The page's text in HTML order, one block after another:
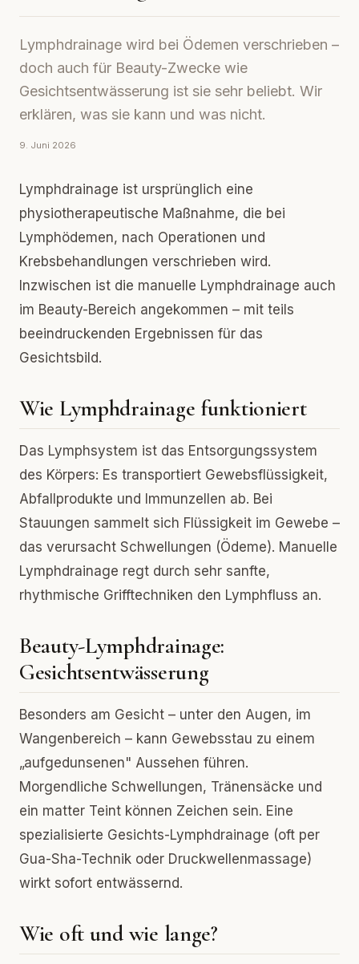
Lymphdrainage wird bei Ödemen verschrieben –
doch auch für Beauty-Zwecke wie
Gesichtsentwässerung ist sie sehr beliebt. Wir
erklären, was sie kann und was nicht.
9. Juni 2026
Lymphdrainage ist ursprünglich eine
physiotherapeutische Maßnahme, die bei
Lymphödemen, nach Operationen und
Krebsbehandlungen verschrieben wird.
Inzwischen ist die manuelle Lymphdrainage auch
im Beauty-Bereich angekommen – mit teils
beeindruckenden Ergebnissen für das
Gesichtsbild.
Wie Lymphdrainage funktioniert
Das Lymphsystem ist das Entsorgungssystem
des Körpers: Es transportiert Gewebsflüssigkeit,
Abfallprodukte und Immunzellen ab. Bei
Stauungen sammelt sich Flüssigkeit im Gewebe –
das verursacht Schwellungen (Ödeme). Manuelle
Lymphdrainage regt durch sehr sanfte,
rhythmische Grifftechniken den Lymphfluss an.
Beauty-Lymphdrainage:
Gesichtsentwässerung
Besonders am Gesicht – unter den Augen, im
Wangenbereich – kann Gewebsstau zu einem
„aufgedunsenen" Aussehen führen.
Morgendliche Schwellungen, Tränensäcke und
ein matter Teint können Zeichen sein. Eine
spezialisierte Gesichts-Lymphdrainage (oft per
Gua-Sha-Technik oder Druckwellenmassage)
wirkt sofort entwässernd.
Wie oft und wie lange?